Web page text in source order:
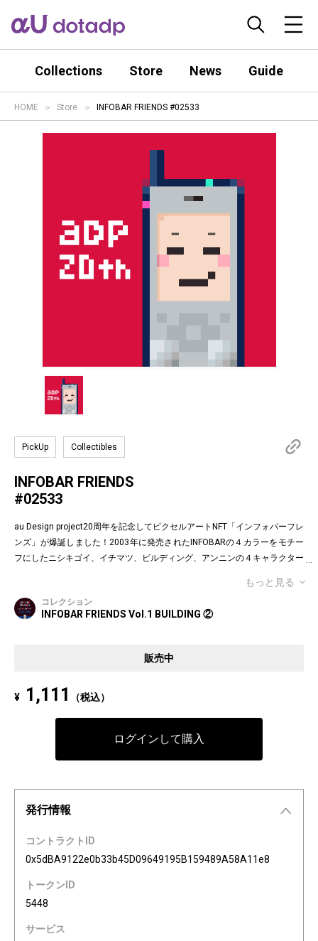
Collections Store News Guide
HOME Store INFOBAR FRIENDS #02533
PickUp Collectibles
INFOBAR FRIENDS
#02533
au Design project20周年を記念してピクセルアートNFT「インフォバーフレ
ンズ」が爆誕しました！2003年に発売されたINFOBARの４カラーをモチー
フにしたニシキゴイ、イチマツ、ビルディング、アンニンの４キャラクター
れていた懐かしの絵文字！第１弾は全て絵柄の異なるaDp20thロゴ入り特別
版です。「キャラクター×表情×背景色」の組み合わせパターンは3,200種類
♪あなたのお気に入りはどれですか？
Pixel art NFT "INFOBAR Friends" was created to commemorate the 20th a
3. The expressions on the INFOBAR FRIENDS' faces are nostalgic pictogra
mbination patterns of "character x expression x background color."
もっと見る
コレクション
INFOBAR FRIENDS Vol.1 BUILDING ②
販売中
¥ 1,111 （税込）
ログインして購入
発行情報
コントラクトID
0x5dBA9122e0b33b45D09649195B159489A58A11e8
トークンID
5448
サービス